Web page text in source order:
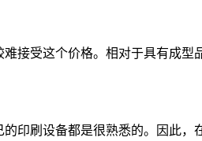
接受这个价格。相对于具有成
印刷设备都是很熟悉的。因此，